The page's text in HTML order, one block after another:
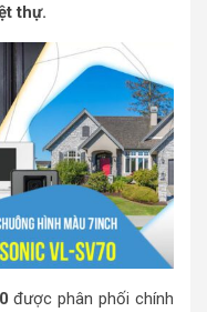
thự.
được phân phối chính